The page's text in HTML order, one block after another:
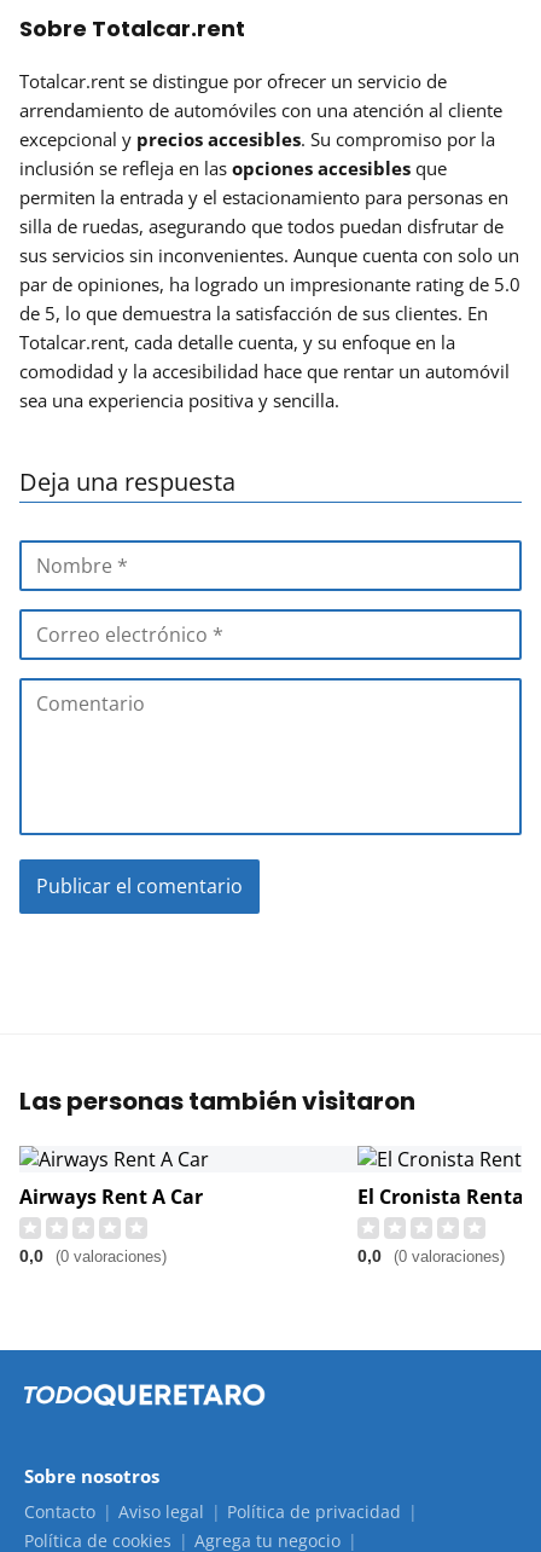
Sobre Totalcar.rent
Totalcar.rent se distingue por ofrecer un servicio de
arrendamiento de automóviles con una atención al cliente
excepcional y precios accesibles. Su compromiso por la
inclusión se refleja en las opciones accesibles que
permiten la entrada y el estacionamiento para personas en
silla de ruedas, asegurando que todos puedan disfrutar de
sus servicios sin inconvenientes. Aunque cuenta con solo un
par de opiniones, ha logrado un impresionante rating de 5.0
de 5, lo que demuestra la satisfacción de sus clientes. En
Totalcar.rent, cada detalle cuenta, y su enfoque en la
comodidad y la accesibilidad hace que rentar un automóvil
sea una experiencia positiva y sencilla.
Deja una respuesta
Las personas también visitaron
Airways Rent A Car
0,0 (0 valoraciones)
El Cronista Renta
0,0 (0 valoraciones)
Sobre nosotros
Contacto Aviso legal
Política de privacidad
Política de cookies
Agrega tu negocio